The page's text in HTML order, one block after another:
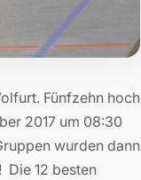
Fünfzehn hoch
2017 um 08:30
wurden dann
Die 12 besten